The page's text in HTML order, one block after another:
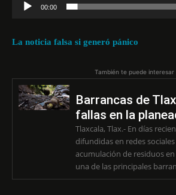
e
00:00
La noticia falsa si generó pánico
También te puede interesar
Barrancas de
fallas en la
Tlaxcala, Tlax.- En días
difundidas en redes
acumulación de residuos
una de las principales